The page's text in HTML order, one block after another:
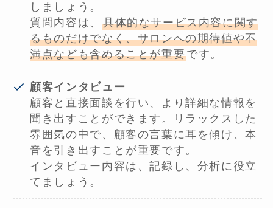
しましょう。
質問内容は、 具体的なサービス内容に関す
るものだけでなく、サロンへの期待値や不
満点なども含めることが重要です。
顧客インタビュー
顧客と直接面談を行い、より詳細な情報を
聞き出すことができます。リラックスした
雰囲気の中で、顧客の言葉に耳を傾け、本
音を引き出すことが重要です。
インタビュー内容は、記録し、分析に役立
てましょう。